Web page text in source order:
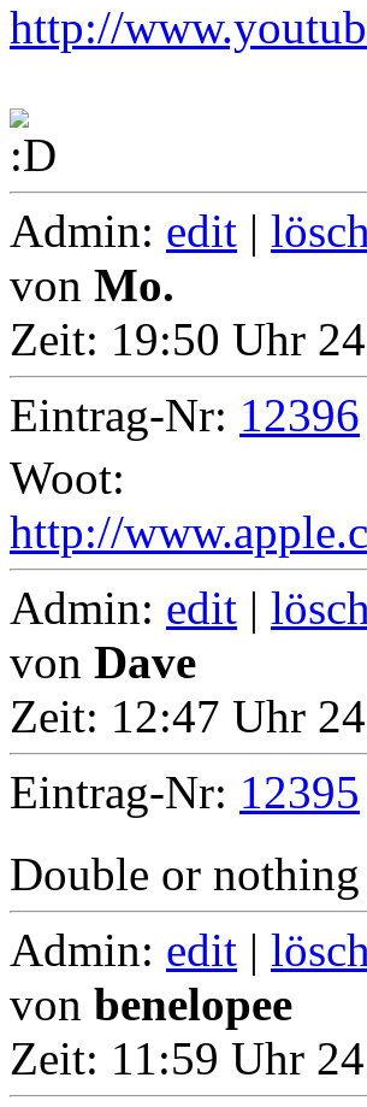
http://
Admin: edit |
von Mo.
Zeit: 19:50 Uhr
Eintrag-Nr: 12396
Woot:
http://
Admin: edit |
von Dave
Zeit: 12:47 Uhr
Eintrag-Nr: 12395
Double or
Admin: edit |
von benelopee
Zeit: 11:59 Uhr